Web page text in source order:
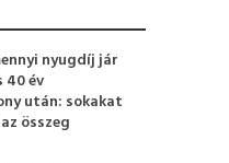
nyugdíj jár
40 év
után: sokakat
összeg